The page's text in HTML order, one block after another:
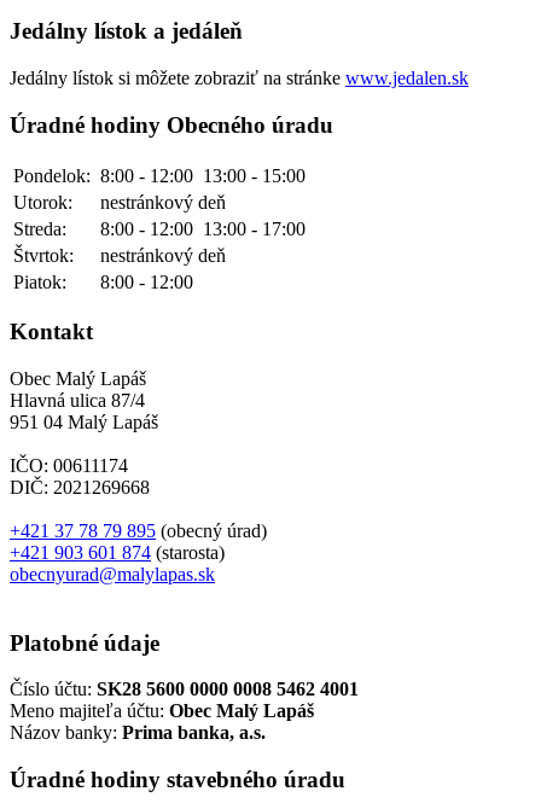
Jedálny lístok a jedáleň
Jedálny lístok si môžete zobraziť na stránke www.jedalen.sk
Úradné hodiny Obecného úradu
Pondelok: 8:00 - 12:00 13:00 - 15:00
Utorok:
nestránkový deň
Streda:
8:00 - 12:00 13:00 - 17:00
Štvrtok:
nestránkový deň
Piatok:
8:00 - 12:00
Kontakt
Obec Malý Lapáš
Hlavná ulica 87/4
951 04 Malý Lapáš
IČO: 00611174
DIČ: 2021269668
+421 37 78 79 895 (obecný úrad)
+421 903 601 874 (starosta)
obecnyurad@malylapas.sk
Platobné údaje
Číslo účtu: SK28 5600 0000 0008 5462 4001
Meno majiteľa účtu: Obec Malý Lapáš
Názov banky: Prima banka, a.s.
Úradné hodiny stavebného úradu